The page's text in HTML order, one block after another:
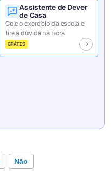
Assistente de Dever
de Casa
Cole o exercício da escola e
tire a dúvida na hora.
GRÁTIS
Não